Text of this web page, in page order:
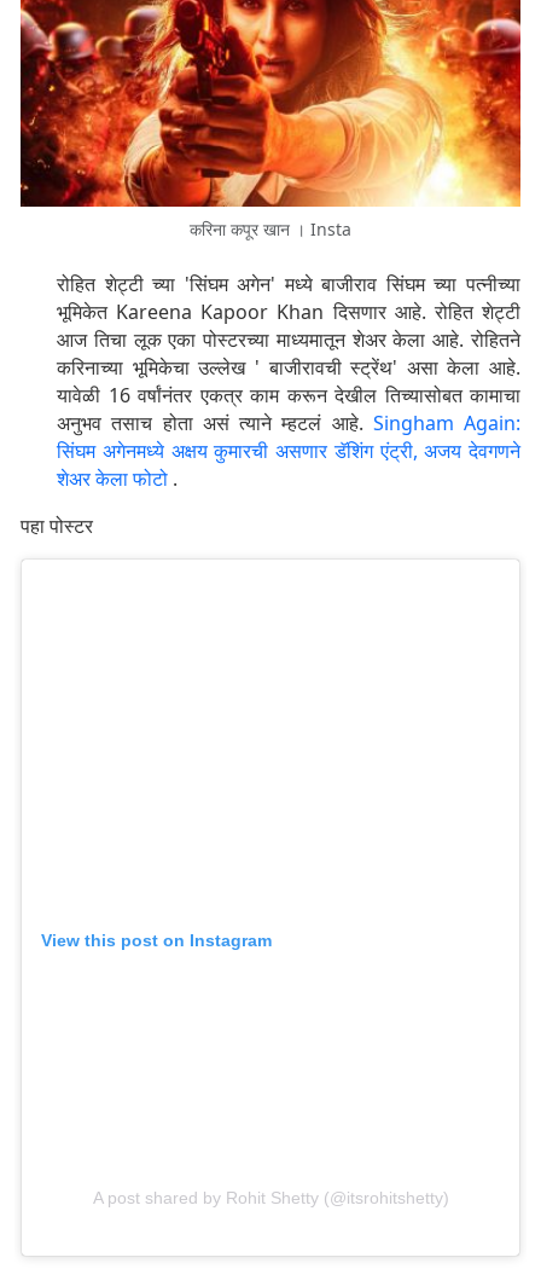
करिना कपूर खान । Insta
रोहित शेट्टी च्या 'सिंघम अगेन' मध्ये बाजीराव सिंघम च्या पत्नीच्या
भूमिकेत Kareena Kapoor Khan दिसणार आहे. रोहित शेट्टी
आज तिचा लूक एका पोस्टरच्या माध्यमातून शेअर केला आहे. रोहितने
करिनाच्या भूमिकेचा उल्लेख ' बाजीरावची स्ट्रेंथ' असा केला आहे.
यावेळी 16 वर्षांनंतर एकत्र काम करून देखील तिच्यासोबत कामाचा
अनुभव तसाच होता असं त्याने म्हटलं आहे. Singham Again:
सिंघम अगेनमध्ये अक्षय कुमारची असणार डॅशिंग एंट्री, अजय देवगणने
शेअर केला फोटो .
पहा पोस्टर
View this post on Instagram
A post shared by Rohit Shetty (@itsrohitshetty)